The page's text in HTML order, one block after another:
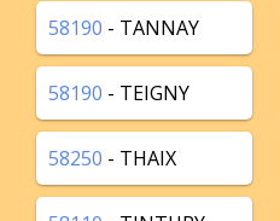
58190 - TANNAY
58190 - TEIGNY
58250 - THAIX